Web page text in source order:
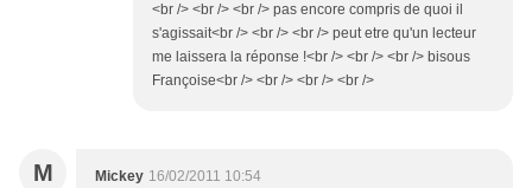
<br /> <br /> <br /> pas encore compris de quoi il
s'agissait<br /> <br /> <br /> peut etre qu'un lecteur
me laissera la réponse !<br /> <br /> <br /> bisous
Françoise<br /> <br /> <br /> <br />
M Mickey 16/02/2011 10:54